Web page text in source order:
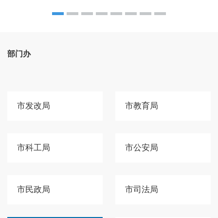
部门办
市发改局 市教育局
市科工局 市公安局
市民政局 市司法局